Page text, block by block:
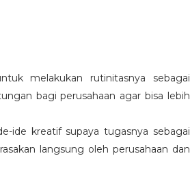
melakukan rutinitasnya sebagai
bagi perusahaan agar bisa lebih
ide kreatif supaya tugasnya sebagai
langsung oleh perusahaan dan